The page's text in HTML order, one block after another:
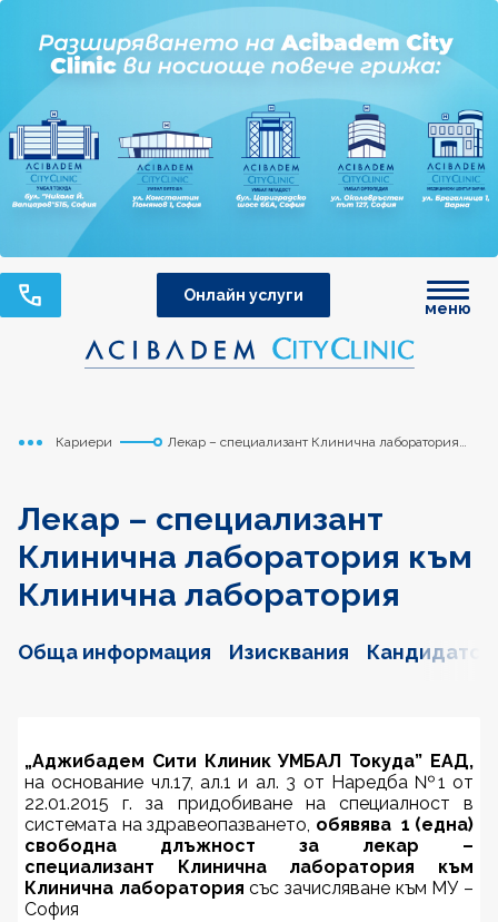
меню
Онлайн услуги
Начало
Кариери
Лекар – специализант Клинична лаборатория
Лекар – специализант
Клинична лаборатория към
Клинична лаборатория
Обща информация Изисквания
„Аджибадем Сити Клиник УМБАЛ Токуда” ЕАД,
на основание чл.17, ал.1 и ал. 3 от Наредба №1 от
22.01.2015 г. за придобиване на специалност в
системата на здравеопазването, обявява 1 (една)
свободна длъжност за лекар –
специализант
Клинична лаборатория
към
Клинична лаборатория със зачисляване към МУ –
София